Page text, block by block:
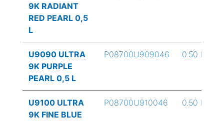
9K RADIANT
RED PEARL 0,5
L
U9090 ULTRA
9K PURPLE
PEARL 0,5 L
P08700U909046 0.50 L
U9100 ULTRA
9K FINE BLUE
P08700U910046 0.50 L